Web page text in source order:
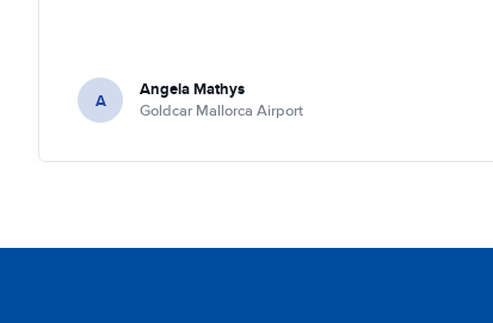
A Angela Mathys
Goldcar Mallorca Airport